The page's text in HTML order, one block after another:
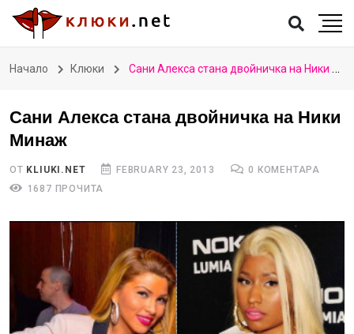
Начало Клюки Сани Алекса стана двойничка на Ники Минаж
Сани Алекса стана двойничка на Ники
Минаж
ОТ KLIUKI.NET FEBRUARY 23, 2013
0 КОМЕНТАРА
1687 ПРОЧИТА